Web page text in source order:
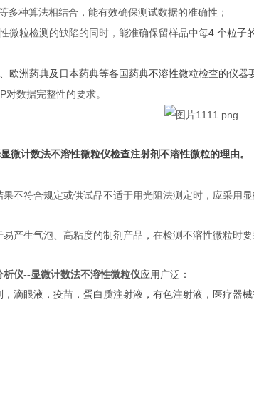
多种算法相结合，能有效确保测试数据的准确性；
微粒检测的缺陷的同时，能准确保留样品中每4. 个粒子
欧洲药典及日本药典等各国药典不溶性微粒检查的仪器
对数据完整性的要求。
微计数法不溶性微粒仪检查注射剂不溶性微粒的理由。
不符合规定或供试品不适于用光阻法测定时，应采用
产生气泡、高粘度的制剂产品，在检测不溶性微粒时
析仪--显微计数法不溶性微粒仪应用广泛：
滴眼液，疫苗，蛋白质注射液，有色注射液，医疗器